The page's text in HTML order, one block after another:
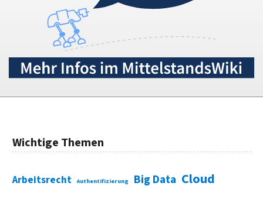
Wichtige Themen
Arbeitsrecht Authentifizierung Big Data Cloud